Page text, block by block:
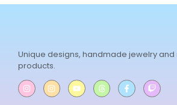
Unique designs, handmade jewelry
products.